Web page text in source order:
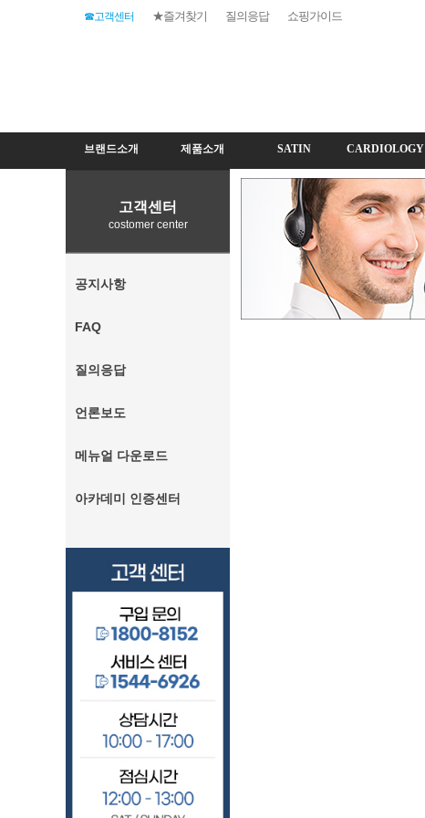
☎고객센터 ★즐겨찾기 질의응답 쇼핑가이드
브랜드소개 제품소개 SATIN CARDIOLOGY
고객센터
costomer center
공지사항
FAQ
질의응답
언론보도
메뉴얼 다운로드
아카데미 인증센터